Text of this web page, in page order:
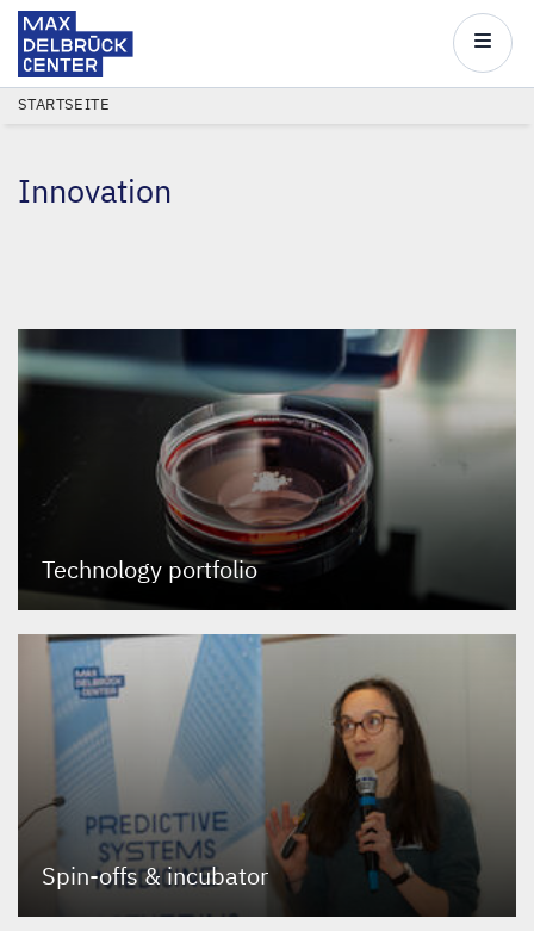
Direkt
Center
Main
PFADNAVIGATION
STARTSEITE
Innovation
Technology portfolio
Spin-offs&incubator